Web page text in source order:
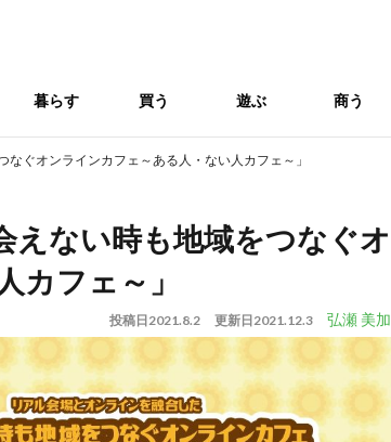
暮らす 買う 遊ぶ 商う
ぐオンラインカフェ～ある人・ない人カフェ～」
えない時も地域をつなぐオ
カフェ～」
投稿日2021.8.2 更新日2021.12.3 弘瀬 美加